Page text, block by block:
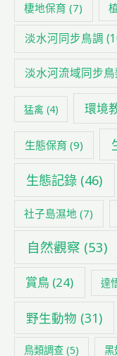
棲地保育 (7)
淡水河同步鳥調
淡水河流域同步
猛禽 (4) 環境
生態保育(9)
生態記錄 (46)
社子島濕地 (7)
自然觀察 (53)
賞鳥 (24) 達
野生動物 (31)
鳥類調查(5) 黑